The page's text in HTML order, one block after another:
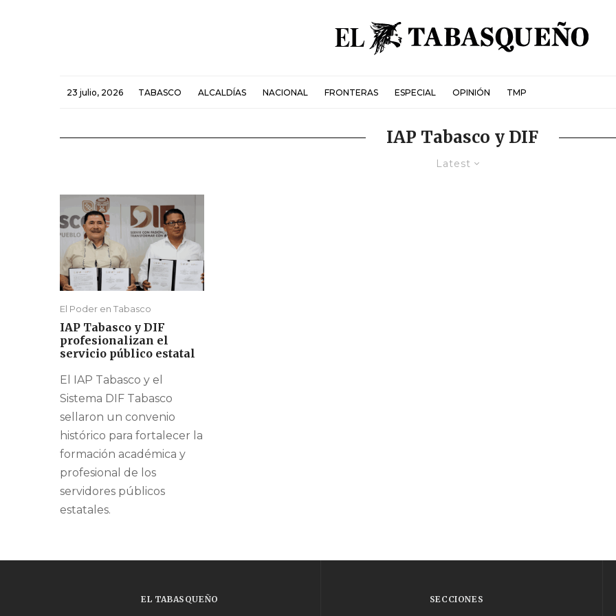
23 julio, 2026 TABASCO ALCALDÍAS NACIONAL FRONTERAS ESPECIAL OPINIÓN TMP
IAP Tabasco y DIF
Latest
El Poder en Tabasco
IAP Tabasco y DIF
profesionalizan el
servicio público estatal
El IAP Tabasco y el
Sistema DIF Tabasco
sellaron un convenio
histórico para fortalecer la
formación académica y
profesional de los
servidores públicos
estatales.
EL TABASQUEÑO SECCIONES